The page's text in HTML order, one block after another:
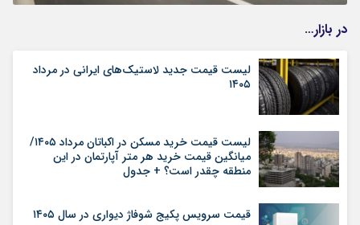
در بازار…
لیست قیمت جدید لاستیک‌های ایرانی در مرداد
۱۴۰۵
لیست قیمت خرید مسکن در اکباتان مرداد ۱۴۰۵/
میانگین قیمت خرید هر متر آپارتمان در این
منطقه چقدر است؟ + جدول
قیمت سرویس پکیج شوفاژ دیواری در سال ۱۴۰۵